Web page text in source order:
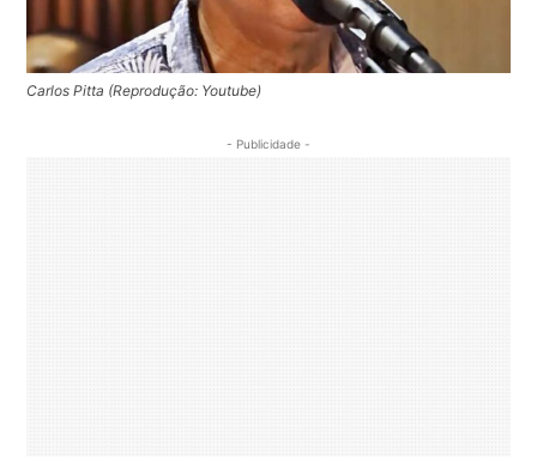
Carlos Pitta (Reprodução: Youtube)
- Publicidade -